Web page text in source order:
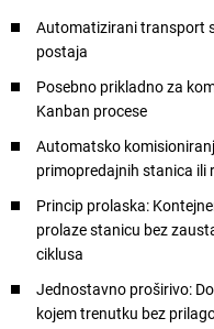
Automatizirani transport
postaja
Posebno prikladno za
Kanban procese
Automatsko
primopredajnih stanica ili
Princip prolaska:
prolaze stanicu bez
ciklusa
Jednostavno proširivo:
kojem trenutku bez